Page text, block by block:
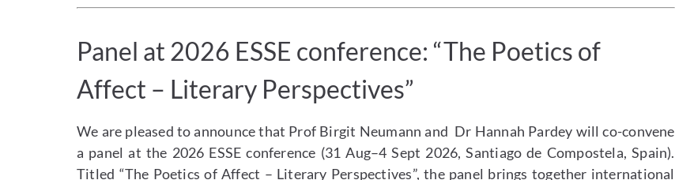
Panel at 2026 ESSE conference: “The Poetics of
Affect – Literary Perspectives”
We are pleased to announce that Prof Birgit Neumann and Dr Hannah Pardey will co-convene
a panel at the 2026 ESSE conference (31 Aug–4 Sept 2026, Santiago de Compostela, Spain).
Titled “The Poetics of Affect – Literary Perspectives”, the panel brings together international